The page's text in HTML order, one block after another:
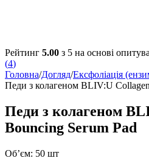
Рейтинг 5.00 з 5 на основі
(4)
Головна/Догляд/Ексфоліація
Педи з колагеном BLIV:U
Педи з колагеном
Bouncing Serum Pad
Об’єм: 50 шт